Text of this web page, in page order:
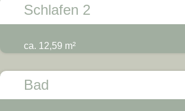
Schlafen 2
ca. 12,59 m²
Bad